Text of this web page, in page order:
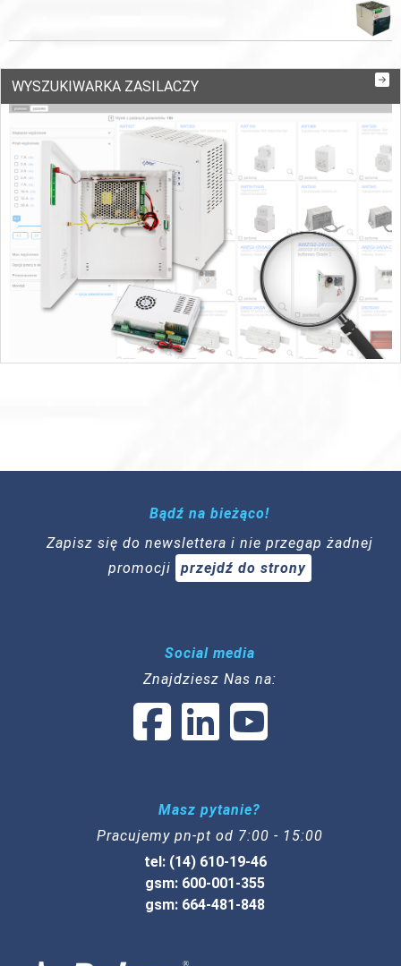
WYSZUKIWARKA ZASILACZY
Bądź na bieżąco!
Zapisz się do newslettera i nie przegap żadnej
promocji
przejdź do strony
Social media
Znajdziesz Nas na:
Masz pytanie?
Pracujemy pn-pt od 7:00 - 15:00
tel: (14) 610-19-46
gsm: 600-001-355
gsm: 664-481-848